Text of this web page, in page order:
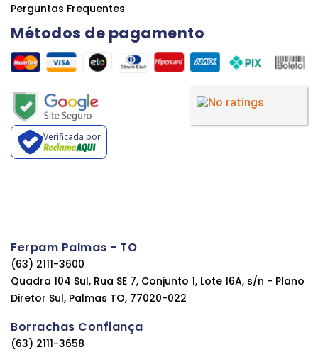
Perguntas Frequentes
Métodos de pagamento
Verificada por
Ferpam Palmas - TO
(63) 2111-3600
Quadra 104 Sul, Rua SE 7, Conjunto 1, Lote 16A, s/n - Plano
Diretor Sul, Palmas TO, 77020-022
Borrachas Confiança
(63) 2111-3658